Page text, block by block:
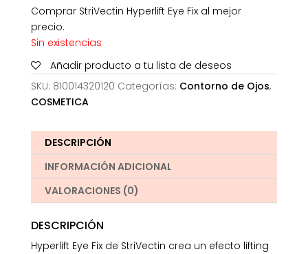
Comprar StriVectin Hyperlift Eye Fix al mejor
precio.
Sin existencias
Añadir producto a tu lista de deseos
SKU: 810014320120 Categorías: Contorno de Ojos,
COSMETICA
DESCRIPCIÓN
INFORMACIÓN ADICIONAL
VALORACIONES (0)
DESCRIPCIÓN
Hyperlift Eye Fix de StriVectin crea un efecto lifting